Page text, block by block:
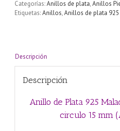
Categorías:Anillos de plata,Anillos
Etiquetas:Anillos,Anillos de plata 925
Descripción
Descripción
Anillo de Plata 925
circulo 15 mm